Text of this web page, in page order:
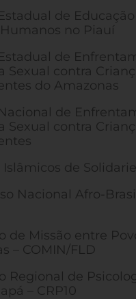
de
no Piauí
de
Sexual contra
do Amazonas
de
Sexual contra
de
Nacional Afro-
de Missão entre
– COMIN/FLD
Regional de
– CRP10